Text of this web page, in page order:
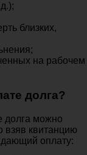
близких,
на рабочем
долга?
долга можно
взяв квитанцию
оплату: